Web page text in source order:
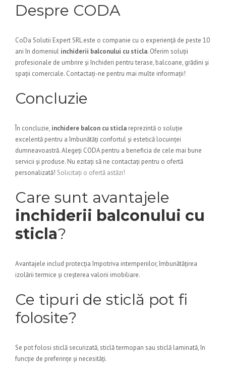
Despre CODA
CoDa Solutii Expert SRL este o companie cu o experiență de peste 10
ani în domeniul inchiderii balconului cu sticla. Oferim soluții
profesionale de umbrire și închideri pentru terase, balcoane, grădini și
spații comerciale. Contactați-ne pentru mai multe informații!
Concluzie
În concluzie, inchidere balcon cu sticla reprezintă o soluție
excelentă pentru a îmbunătăți confortul și estetică locuinței
dumneavoastră. Alegeți CODA pentru a beneficia de cele mai bune
servicii și produse. Nu ezitați să ne contactați pentru o ofertă
personalizată! Solicitați o ofertă astăzi!
Care sunt avantajele
inchiderii balconului cu
sticla?
Avantajele includ protecția împotriva intemperiilor, îmbunătățirea
izolării termice și creșterea valorii imobiliare.
Ce tipuri de sticlă pot fi
folosite?
Se pot folosi sticlă securizată, sticlă termopan sau sticlă laminată, în
funcție de preferințe și necesități.